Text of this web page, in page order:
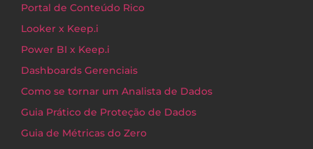
Portal de Conteúdo Rico
Looker x Keep.i
Power BI x Keep.i
Dashboards Gerenciais
Como se tornar um Analista de Dados
Guia Prático de Proteção de Dados
Guia de Métricas do Zero